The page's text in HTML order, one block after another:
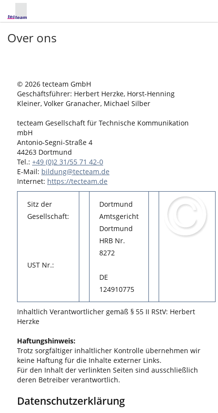
Over ons
© 2026 tecteam GmbH
Geschäftsführer: Herbert Herzke, Horst-Henning
Kleiner, Volker Granacher, Michael Silber
tecteam Gesellschaft für Technische Kommunikation
mbH
Antonio-Segni-Straße 4
44263 Dortmund
Tel.: +49 (0)2 31/55 71 42-0
E-Mail: bildung@tecteam.de
Internet: https://tecteam.de
Sitz der
Gesellschaft:
UST Nr.:
Dortmund
Amtsgericht
Dortmund
HRB Nr.
8272
DE
124910775
Inhaltlich Verantwortlicher gemäß § 55 II RStV: Herbert
Herzke
Haftungshinweis:
Trotz sorgfältiger inhaltlicher Kontrolle übernehmen wir
keine Haftung für die Inhalte externer Links.
Für den Inhalt der verlinkten Seiten sind ausschließlich
deren Betreiber verantwortlich.
Datenschutzerklärung